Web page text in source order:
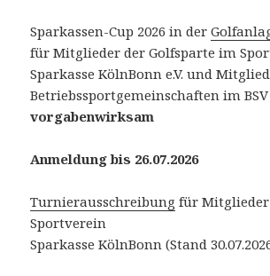
Sparkassen-Cup 2026 in der
für Mitglieder der Golfsparte im
Sparkasse KölnBonn e.V. und
Betriebssportgemeinschaften im
vorgabenwirksam
Anmeldung bis 26.07.2026
Turnierausschreibung für
Sportverein
Sparkasse KölnBonn (Stand